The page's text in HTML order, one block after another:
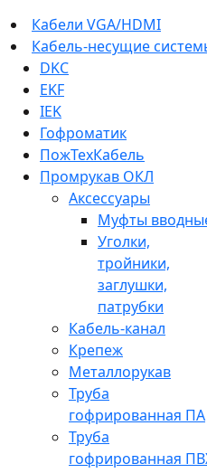
Кабели VGA/HDMI
Кабель-несущие
DKC
EKF
IEK
Гофроматик
ПожТехКабель
Промрукав ОКЛ
Аксессуары
Муфты
Уголки,
тройники,
заглушки,
патрубки
Кабель-канал
Крепеж
Металлорукав
Труба
гофрированная ПА
Труба
гофрированная